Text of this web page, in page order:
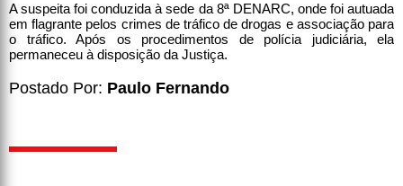
A suspeita foi conduzida à sede da 8ª DENARC, onde foi autuada
em flagrante pelos crimes de tráfico de drogas e associação para
o tráfico. Após os procedimentos de polícia judiciária, ela
permaneceu à disposição da Justiça.
Postado Por: Paulo Fernando